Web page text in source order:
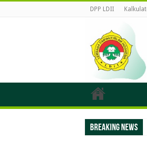
DPP LDII
Breaking News